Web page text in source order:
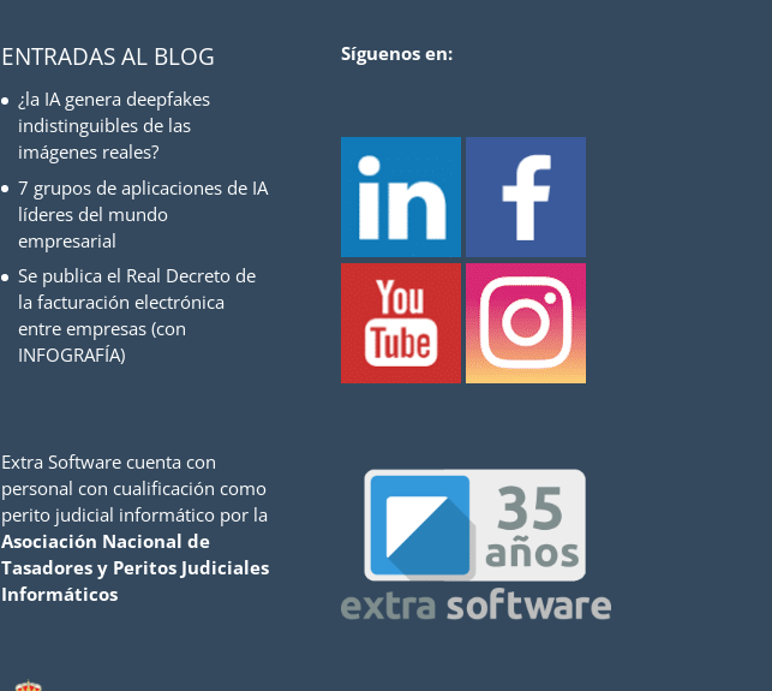
ENTRADAS AL BLOG
¿la IA genera deepfakes
indistinguibles de las
imágenes reales?
7 grupos de aplicaciones de IA
líderes del mundo
empresarial
Se publica el Real Decreto de
la facturación electrónica
entre empresas (con
INFOGRAFÍA)
Extra Software cuenta con
personal con cualificación como
perito judicial informático por la
Asociación Nacional de
Tasadores y Peritos Judiciales
Informáticos
Síguenos en: